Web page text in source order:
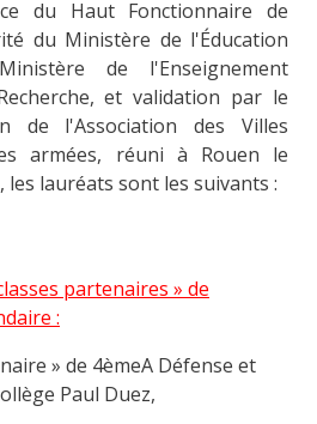
du Haut Fonctionnaire de
du Ministère de l'Éducation
de l'Enseignement
et validation par le
de l'Association des Villes
armées, réuni à Rouen le
les lauréats sont les suivants :
partenaires » de
:
» de 4èmeA Défense et
Paul Duez,